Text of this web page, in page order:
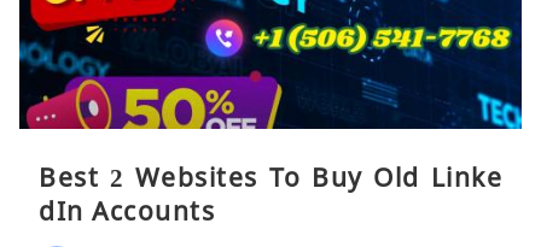
Best 2 Websites To Buy Old Linke
dIn Accounts